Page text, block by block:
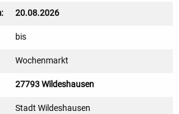
20.08.2026
bis
Wochenmarkt
27793 Wildeshausen
Stadt Wildeshausen